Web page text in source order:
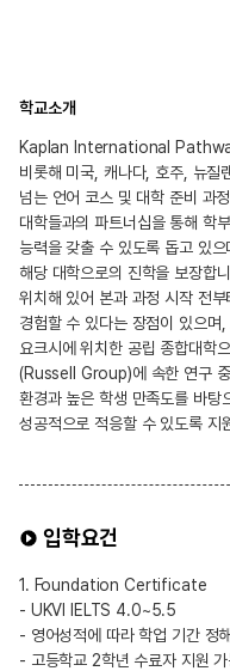
학교소개
Kaplan International
비롯해 미국, 캐나다, 호주, 뉴
넘는 언어 코스 및 대학 준비 과
대학들과의 파트너십을 통해 학
능력을 갖출 수 있도록 돕고 있
해당 대학으로의 진학을 보장합
위치해 있어 본과 과정 시작 전
경험할 수 있다는 장점이 있으며
요크시에 위치한 공립 종합대학
(Russell Group)에 속한 연구
환경과 높은 학생 만족도를 바탕
성공적으로 적응할 수 있도록 지
입학요건
1. Foundation Certificate
- UKVI IELTS 4.0~5.5
- 영어성적에 따라 학업 기간 정
- 고등학교 2학년 수료자 지원